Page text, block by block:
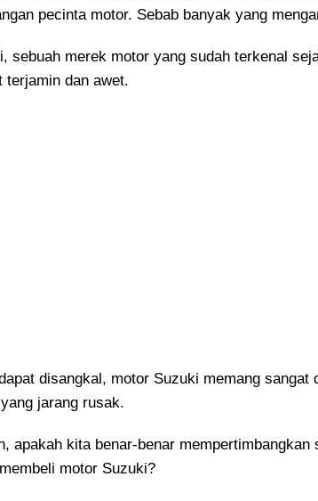
pecinta motor. Sebab banyak yang
sebuah merek motor yang sudah terkenal
terjamin dan awet.
disangkal, motor Suzuki memang sangat
jarang rusak.
apakah kita benar-benar
motor Suzuki?